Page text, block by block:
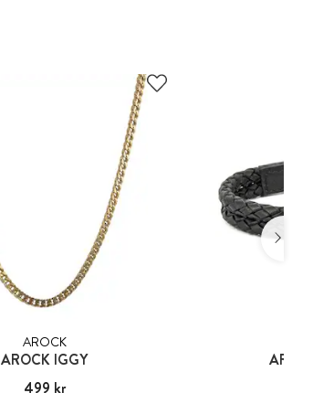
AROCK
AROCK IGGY
Pris:499 kr
499 kr